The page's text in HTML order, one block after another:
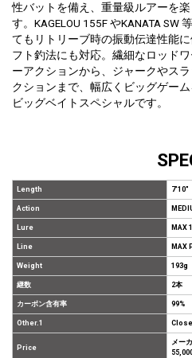
性バットを備え、重量級ルアーを
す。KAGELOU 155F やKANATA
てもリトリーブ時の振動伝達性能
フト釣法にも対応。繊細なロッド
ーアクションから、ジャークやス
クションまで、幅広くビッグゲー
ビッグベイトスペシャルです。
Length 7'10"
Action
Lure MAX
Line MAX
Weight 193g
継数 2本
カーボン含有率 99%
Other.1
Price
メー